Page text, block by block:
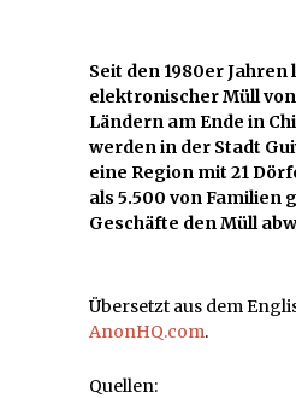
Seit den 1980er Jahren
elektronischer Müll
Ländern am Ende in
werden in der Stadt
eine Region mit 21
als 5.500 von Familien
Geschäfte den Müll
Übersetzt aus dem
AnonHQ.com.
Quellen: